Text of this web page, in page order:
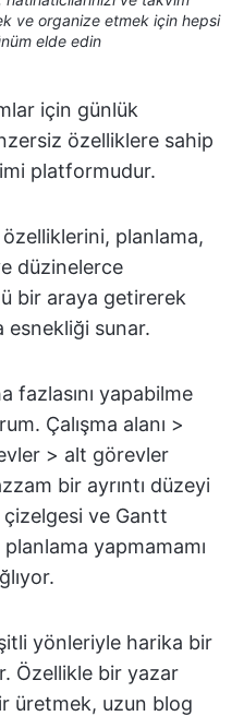
ve organize etmek için hepsi
elde edin
için günlük
özelliklere sahip
platformudur.
planlama,
düzinelerce
bir araya getirerek
esnekliği sunar.
fazlasını yapabilme
Çalışma alanı >
> alt görevler
bir ayrıntı düzeyi
çizelgesi ve Gantt
yapmamamı
yönleriyle harika bir
Özellikle bir yazar
üretmek, uzun blog